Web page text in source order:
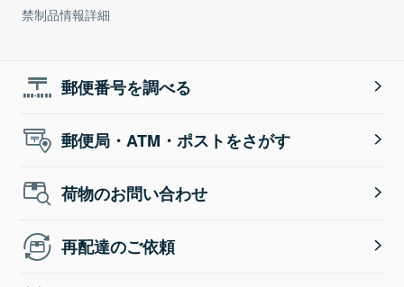
禁制品情報詳細
郵便番号を調べる
郵便局・ATM・ポストをさがす
荷物のお問い合わせ
再配達のご依頼